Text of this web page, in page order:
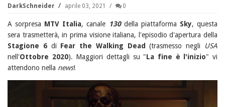
DarkSchneider aprile 03, 2021 0
A sorpresa MTV Italia, canale 130della piattaforma Sky, questa
sera trasmetterà, in prima visione italiana, l'episodio d'apertura della
Stagione 6di Fear the Walking Dead (trasmesso negli
USA
nell'Ottobre 2020). Maggiori dettagli su "La fine è l'inizio" vi
attendono nella news!